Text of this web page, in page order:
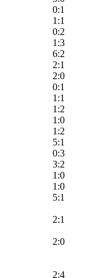
0:1
1:1
0:2
1:3
6:2
2:1
2:0
0:1
1:1
1:2
1:0
1:2
5:1
0:3
3:2
1:0
1:0
5:1
2:1
2:0
2:4